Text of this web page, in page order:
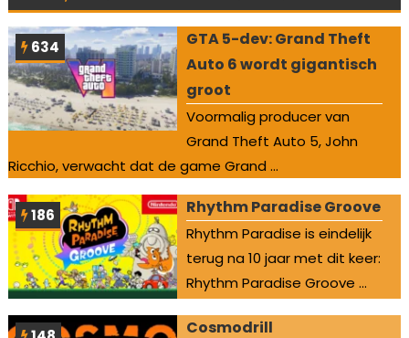
634
GTA 5-dev: Grand Theft
Auto 6 wordt gigantisch
groot
Voormalig producer van
Grand Theft Auto 5, John
Ricchio, verwacht dat de game Grand ...
186 Rhythm Paradise Groove
Rhythm Paradise is eindelijk
terug na 10 jaar met dit keer:
Rhythm Paradise Groove ...
Cosmodrill